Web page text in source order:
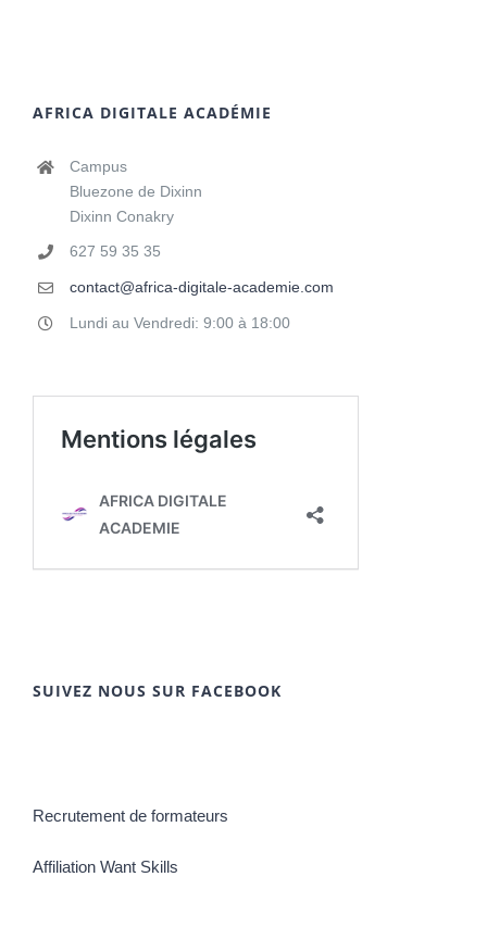
AFRICA DIGITALE ACADÉMIE
Campus
Bluezone de Dixinn
Dixinn Conakry
627 59 35 35
contact@africa-digitale-academie.com
Lundi au Vendredi: 9:00 à 18:00
SUIVEZ NOUS SUR FACEBOOK
Recrutement de formateurs
Affiliation Want Skills